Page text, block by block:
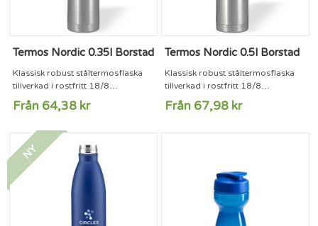
Termos Nordic 0.35l Borstad
Klassisk robust ståltermosflaska
tillverkad i rostfritt 18/8
stål.Termosen har en läckagesäker
autokork för smidig servering och
en mycket bra värmehållning i alla
storlekar. 10 års garanti!Termos
Nordic finns i borstat stål samt att
0.5L finns i matt svart, blank svart,
blank vit, blank orange, samt i
Från 64,38 kr
Termos Nordic 0.5l Borstad
Klassisk robust ståltermosflaska
tillverkad i rostfritt 18/8
stål.Termosen har en läckagesäker
autokork för smidig servering och
0.5L finns i matt svart, blank svart,
blank vit, blank orange, samt i
'bright'-färgerna...
Från 67,98 kr
NY